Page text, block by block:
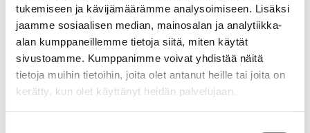
tukemiseen ja kävijämäärämme analysoimiseen. Lisäksi
jaamme sosiaalisen median, mainosalan ja analytiikka-
alan kumppaneillemme tietoja siitä, miten käytät
sivustoamme. Kumppanimme voivat yhdistää näitä
tietoja muihin tietoihin, joita olet antanut heille tai joita on
kerätty, kun olet käyttänyt heidän palvelujaan.